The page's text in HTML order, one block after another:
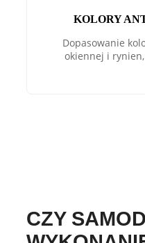
KOLORY
Dopasowanie
okiennej i
CZY